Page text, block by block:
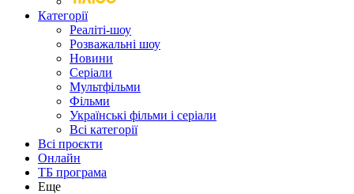
Категорії
Реаліті-шоу
Розважальні шоу
Новини
Серіали
Мультфільми
Фільми
Українські фільми і серіали
Всі категорії
Всі проєкти
Онлайн
ТБ програма
Еще